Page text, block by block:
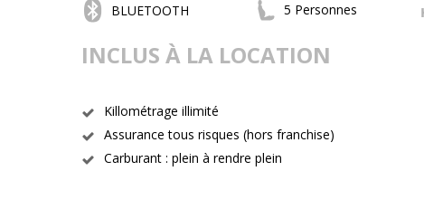
BLUETOOTH
5 Personnes
INCLUS À LA LOCATION
Killométrage illimité
Assurance tous risques (hors franchise)
Carburant : plein à rendre plein